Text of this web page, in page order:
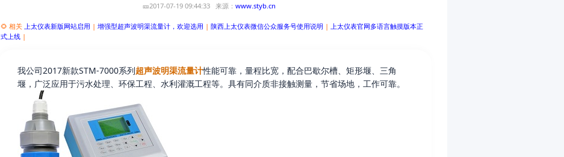
🎫2017-07-19 09:44:33 来源： www.styb.cn
🌻 相关 上太仪表新版网站启用 | 增强型超声波明渠流量计，欢迎选用 | 陕西上太仪表微信公众服务号使用说明 |
上太仪表官网多语言触摸版本正
式上线 |
我公司2017新款STM-7000系列超声波明渠流量计性能可靠，量程比宽，配合巴歇尔槽、矩形堰、三角
堰，广泛应用于污水处理、环保工程、水利灌溉工程等。具有同介质非接触测量，节省场地，工作可靠。